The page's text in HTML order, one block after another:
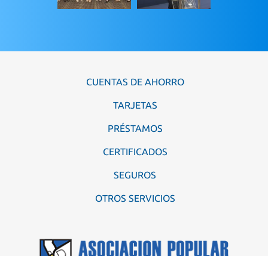
CUENTAS DE AHORRO
TARJETAS
PRÉSTAMOS
CERTIFICADOS
SEGUROS
OTROS SERVICIOS